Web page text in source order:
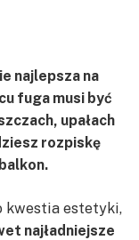
najlepsza na
fuga musi być
upałach
rozpiskę
kwestia estetyki,
najładniejsze